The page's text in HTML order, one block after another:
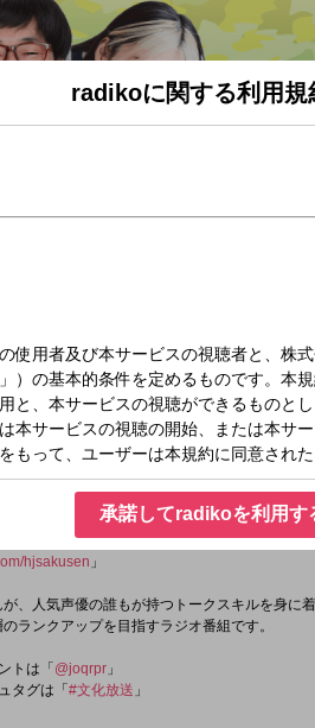
～27:00
渡上陸作戦」
渡上陸作戦」
hjsakusen 」
、人気声優の誰もが持つトークスキルを身に着
ランクアップを目指すラジオ番組です。
トは「 @joqrpr 」
タグは「 #文化放送 」
radikoに関する利用規
承諾してradikoを利用す